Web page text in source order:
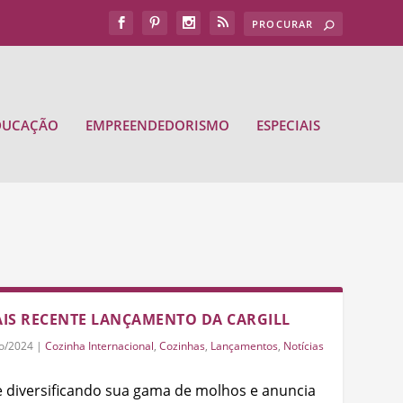
EMPREENDEDORISMO ESPECIAIS
RECENTE LANÇAMENTO DA CARGILL
2024 | Cozinha Internacional, Cozinhas, Lançamentos, Notícias
sua gama de molhos e anuncia